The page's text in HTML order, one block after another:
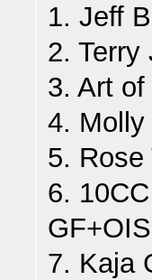
1. Jeff
2.
3. Art
4. Molly
5. Rose
6.
GF+OIS
7. Kaja